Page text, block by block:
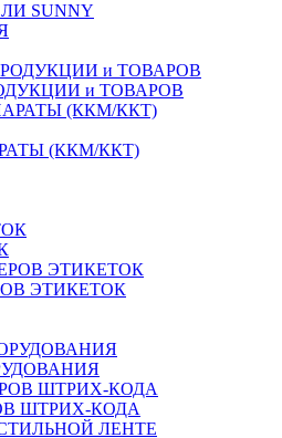
SUNNY
и ТОВАРОВ
(ККМ/ККТ)
ЭТИКЕТОК
ШТРИХ-КОДА